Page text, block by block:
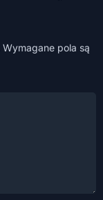
Wymagane pola są